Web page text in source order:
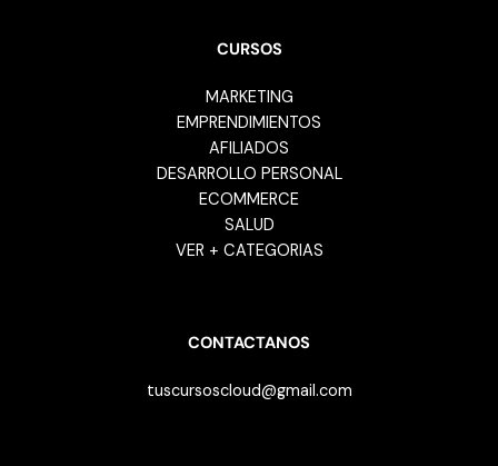
CURSOS
MARKETING
EMPRENDIMIENTOS
AFILIADOS
DESARROLLO PERSONAL
ECOMMERCE
SALUD
VER + CATEGORIAS
CONTACTANOS
tuscursoscloud@gmail.com